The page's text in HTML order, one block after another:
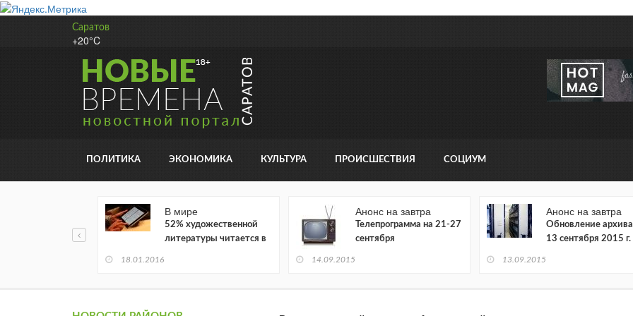
Саратов
+20°C
ПОЛИТИКА ЭКОНОМИКА КУЛЬТУРА ПРОИСШЕСТВИЯ СОЦИУМ
В мире
52% художественной
литературы читается в
18.01.2016
Анонс на завтра
Телепрограмма на 21-27
сентября
14.09.2015
Анонс на завтра
Обновление архива
13 сентября 2015 г.
13.09.2015